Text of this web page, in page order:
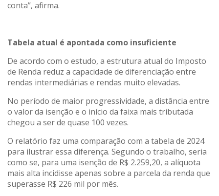
conta”, afirma.
Tabela atual é apontada como insuficiente
De acordo com o estudo, a estrutura atual do Imposto
de Renda reduz a capacidade de diferenciação entre
rendas intermediárias e rendas muito elevadas.
No período de maior progressividade, a distância entre
o valor da isenção e o início da faixa mais tributada
chegou a ser de quase 100 vezes.
O relatório faz uma comparação com a tabela de 2024
para ilustrar essa diferença. Segundo o trabalho, seria
como se, para uma isenção de R$ 2.259,20, a alíquota
mais alta incidisse apenas sobre a parcela da renda que
superasse R$ 226 mil por mês.